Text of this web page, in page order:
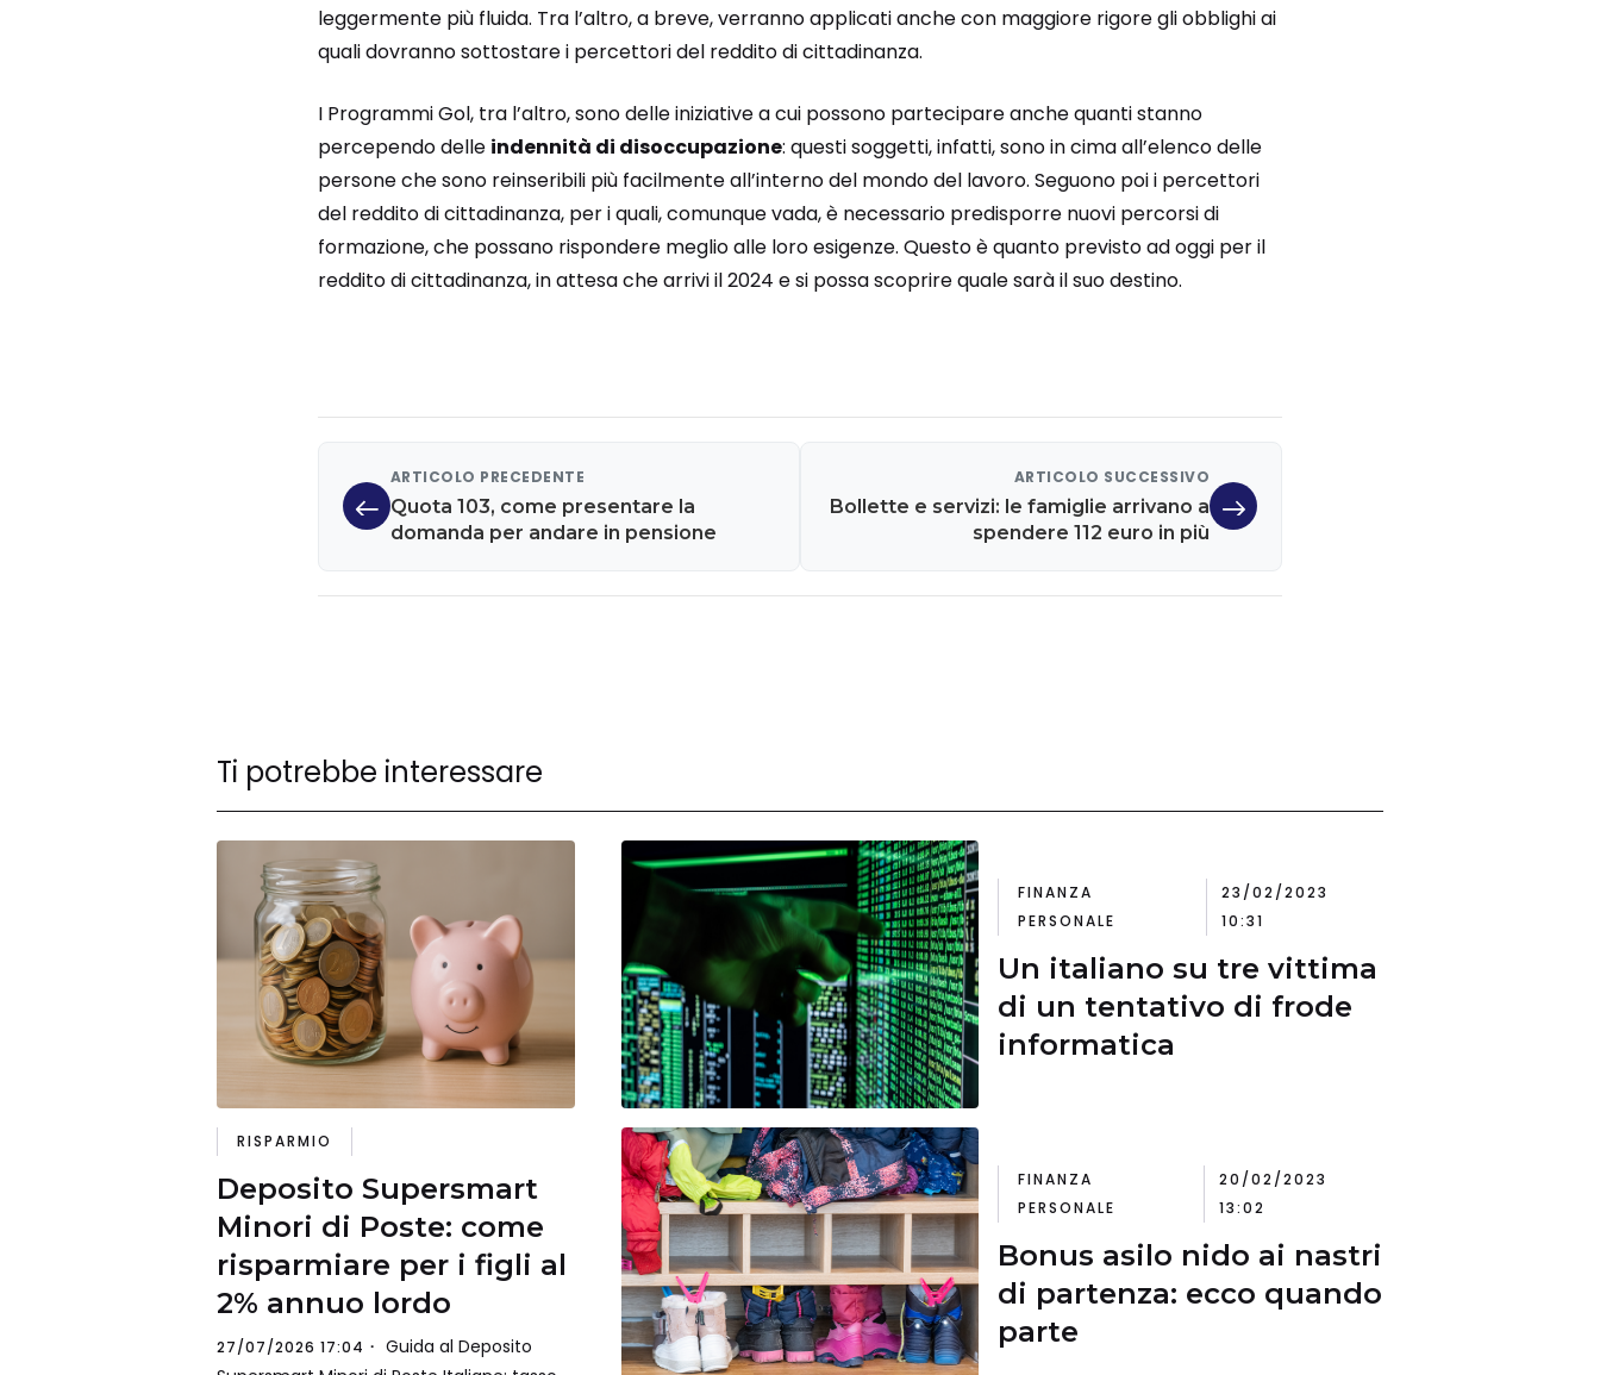
leggermente più fluida. Tra l’altro, a breve, verranno applicati anche con maggiore rigore gli obblighi ai
quali dovranno sottostare i percettori del reddito di cittadinanza.
I Programmi Gol, tra l’altro, sono delle iniziative a cui possono partecipare anche quanti stanno
percependo delle indennità di disoccupazione: questi soggetti, infatti, sono in cima all’elenco delle
persone che sono reinseribili più facilmente all’interno del mondo del lavoro. Seguono poi i percettori
del reddito di cittadinanza, per i quali, comunque vada, è necessario predisporre nuovi percorsi di
formazione, che possano rispondere meglio alle loro esigenze. Questo è quanto previsto ad oggi per il
reddito di cittadinanza, in attesa che arrivi il 2024 e si possa scoprire quale sarà il suo destino.
ARTICOLO PRECEDENTE
Quota 103, come presentare la
domanda per andare in pensione
ARTICOLO SUCCESSIVO
Bollette e servizi: le famiglie arrivano a
spendere 112 euro in più
Ti potrebbe interessare
RISPARMIO
Deposito Supersmart
Minori di Poste: come
risparmiare per i figli al
2% annuo lordo
27/07/2026 17:04
Guida al Deposito
FINANZA
PERSONALE
23/02/2023
10:31
Un italiano su tre vittima
di un tentativo di frode
informatica
FINANZA
PERSONALE
20/02/2023
13:02
Bonus asilo nido ai nastri
di partenza: ecco quando
parte